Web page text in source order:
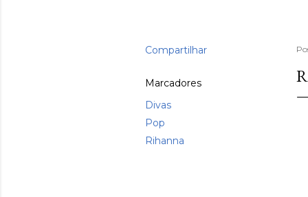
Compartilhar
Marcadores
Divas
Pop
Rihanna